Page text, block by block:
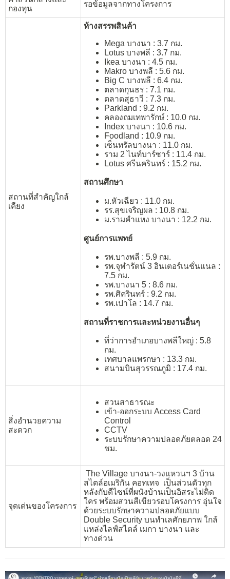
กองทุน
รอข้อมูลจากทางโครงการ
สถานที่สำคัญใกล้
เคียง
ห้างสรรพสินค้า
Mega บางนา : 3.7 กม.
Lotus บางพลี : 3.7 กม.
Ikea บางนา : 4.5 กม.
Makro บางพลี : 5.6 กม.
Big C บางพลี : 6.4 กม.
ตลาดกุนธร : 7.1 กม.
ตลาดสุธาวี : 7.3 กม.
Parkland : 9.2 กม.
คลองถมเทพารักษ์ : 10.0 กม.
Index บางนา : 10.6 กม.
Foodland : 10.9 กม.
เซ็นทรัลบางนา : 11.0 กม.
ราม 2 ไนท์บาร์ซาร์ : 11.4 กม.
Lotus ศรีนครินทร์ : 15.2 กม.
สถานศึกษา
ม.หัวเฉียว : 11.0 กม.
รร.สุขเจริญผล : 10.8 กม.
ม.รามคำแหง บางนา : 12.2 กม.
ศูนย์การแพทย์
รพ.บางพลี : 5.9 กม.
รพ.จุฬารัตน์ 3 อินเตอร์เนชั่นแนล :
7.5 กม.
รพ.บางนา 5 : 8.6 กม.
รพ.ศิครินทร์ : 9.2 กม.
รพ.เปาโล : 14.7 กม.
สถานที่ราชการและหน่วยงานอื่นๆ
ที่ว่าการอำเภอบางพลีใหญ่ : 5.8
กม.
เทศบาลแพรกษา : 13.3 กม.
สนามบินสุวรรณภูมิ : 17.4 กม.
สิ่งอำนวยความ
สะดวก
สวนสาธารณะ
เข้า-ออกระบบ Access Card
Control
CCTV
ระบบรักษาความปลอดภัยตลอด 24
ชม.
จุดเด่นของโครงการ
The Village บางนา-วงแหวนฯ 3 บ้าน
สไตล์อเมริกัน คอทเทจ เป็นส่วนตัวทุก
หลังกับดีไซน์ที่ผนังบ้านเป็นอิสระไม่ติด
ใคร พร้อมสวนสีเขียวรอบโครงการ อุ่นใจ
ด้วยระบบรักษาความปลอดภัยแบบ
Double Security บนทำเลศักยภาพ ใกล้
แหล่งไลฟ์สไตล์ เมกา บางนา และ
ทางด่วน